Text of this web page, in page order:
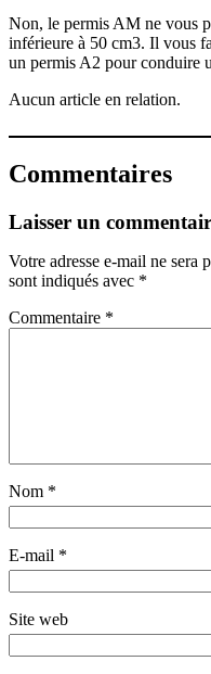
Non, le permis AM ne vous
inférieure à 50 cm3. Il vous
un permis A2 pour conduire
Aucun article en relation.
Commentaires
Laisser un
Votre adresse e-mail ne sera
sont indiqués avec *
Commentaire *
Nom *
E-mail *
Site web